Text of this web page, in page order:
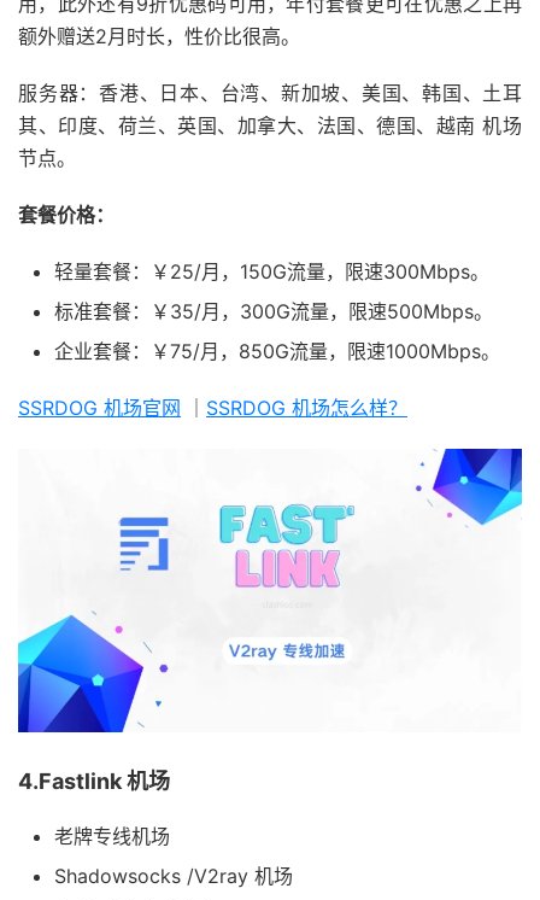
额外赠送2月时长，性价比很高。
服务器：香港、日本、台湾、新加坡、美国、韩国、土耳
其、印度、荷兰、英国、加拿大、法国、德国、越南 机场
节点。
套餐价格：
轻量套餐：￥25/月，150G流量，限速300Mbps。
标准套餐：￥35/月，300G流量，限速500Mbps。
企业套餐：￥75/月，850G流量，限速1000Mbps。
SSRDOG 机场官网 SSRDOG 机场怎么样？
4.Fastlink 机场
老牌专线机场
Shadowsocks /V2ray 机场